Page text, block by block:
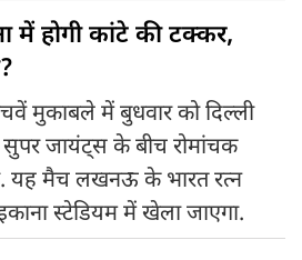
में होगी कांटे की टक्कर,
मुकाबले में बुधवार को दिल्ली
जायंट्स के बीच रोमांचक
यह मैच लखनऊ के भारत रत्न
स्टेडियम में खेला जाएगा.